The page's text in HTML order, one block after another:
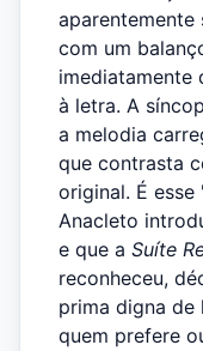
aparentemente
com um
imediatamente
à letra. A
a melodia
que contrasta
original. É
Anacleto
e que a Suíte
reconheceu,
prima digna de
quem prefere